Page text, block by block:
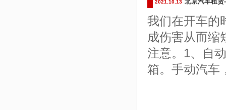
2021.10.13
我们在开车的
成伤害从而缩
注意。1、自
箱。手动汽车